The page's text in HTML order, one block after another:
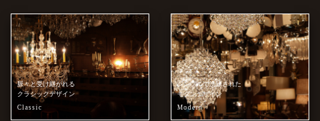
脈々と受け継がれる
クラシックデザイン
Classic
シンプルで洗練された
モダンデザイン
Modern